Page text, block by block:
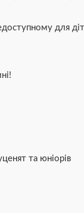
для
та юніорів